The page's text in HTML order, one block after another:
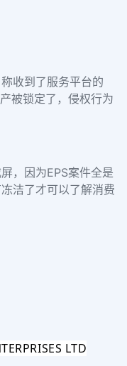
收到了服务平台的
被锁定了，侵权行为
，因为EPS案件全是
洁了才可以了解消费
LTD